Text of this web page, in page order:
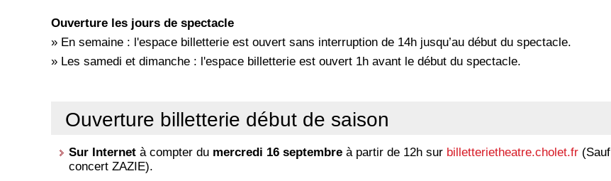
Ouverture les jours de spectacle
» En semaine : l'espace billetterie est ouvert sans interruption de 14h jusqu’au début du spectacle.
» Les samedi et dimanche : l'espace billetterie est ouvert 1h avant le début du spectacle.
Ouverture billetterie début de saison
Sur Internet à compter du mercredi 16 septembre à partir de 12h sur billetterietheatre.cholet.fr (Sauf
concert ZAZIE).